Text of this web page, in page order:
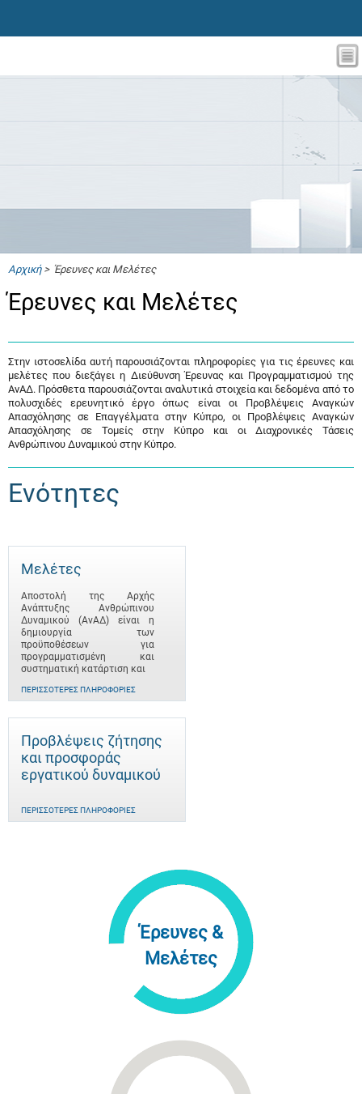
Αρχική> Έρευνες και Μελέτες
Έρευνες και Μελέτες
Στην ιστοσελίδα αυτή παρουσιάζονται πληροφορίες για τις έρευνες και
μελέτες που διεξάγει η Διεύθυνση Έρευνας και Προγραμματισμού της
ΑνΑΔ. Πρόσθετα παρουσιάζονται αναλυτικά στοιχεία και δεδομένα από το
πολυσχιδές ερευνητικό έργο όπως είναι οι Προβλέψεις Αναγκών
Απασχόλησης σε Επαγγέλματα στην Κύπρο, οι Προβλέψεις Αναγκών
Απασχόλησης σε Τομείς στην Κύπρο και οι Διαχρονικές Τάσεις
Ανθρώπινου Δυναμικού στην Κύπρο.
Ενότητες
Μελέτες
Αποστολή της Αρχής
Ανάπτυξης Ανθρώπινου
Δυναμικού (ΑνΑΔ) είναι η
δημιουργία των
προϋποθέσεων για
προγραμματισμένη και
συστηματική κατάρτιση και
ΠΕΡΙΣΣΌΤΕΡΕΣ ΠΛΗΡΟΦΟΡΊΕΣ
Προβλέψεις ζήτησης
και προσφοράς
εργατικού δυναμικού
ΠΕΡΙΣΣΌΤΕΡΕΣ ΠΛΗΡΟΦΟΡΊΕΣ
Έρευνες &
Μελέτες